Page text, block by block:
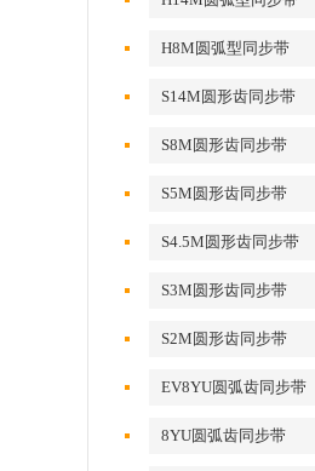
H8M圆弧型同步带
S14M圆形齿同步带
S8M圆形齿同步带
S5M圆形齿同步带
S4.5M圆形齿同步带
S3M圆形齿同步带
S2M圆形齿同步带
EV8YU圆弧齿同步带
8YU圆弧齿同步带